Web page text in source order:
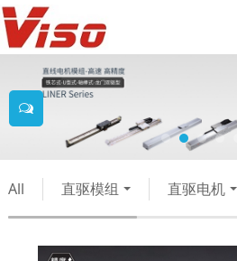
All 直驱模组 直驱电机